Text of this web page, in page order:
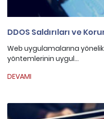
DDOS Saldırıları ve
Web uygulamalarına
yöntemlerinin uygul...
DEVAMI